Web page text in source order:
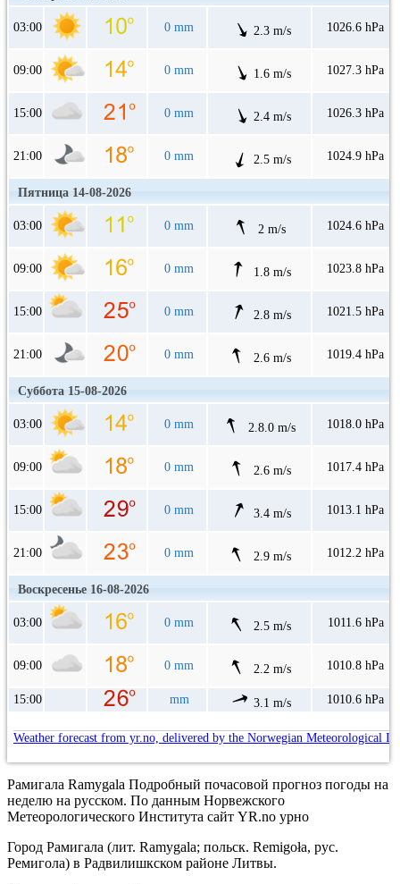
03:00 0 mm 2.3 m/s 1026.6 hPa
09:00 0 mm 1.6 m/s 1027.3 hPa
15:00 0 mm 2.4 m/s 1026.3 hPa
21:00 0 mm 2.5 m/s 1024.9 hPa
Пятница 14-08-2026
03:00 0 mm 2 m/s 1024.6 hPa
09:00 0 mm 1.8 m/s 1023.8 hPa
15:00 0 mm 2.8 m/s 1021.5 hPa
21:00 0 mm 2.6 m/s 1019.4 hPa
Суббота 15-08-2026
03:00 0 mm 2.8.0 m/s 1018.0 hPa
09:00 0 mm 2.6 m/s 1017.4 hPa
15:00 0 mm 3.4 m/s 1013.1 hPa
21:00 0 mm 2.9 m/s 1012.2 hPa
Воскресенье 16-08-2026
03:00 0 mm 2.5 m/s 1011.6 hPa
09:00 0 mm 2.2 m/s 1010.8 hPa
15:00 mm 3.1 m/s 1010.6 hPa
Weather forecast from yr.no, delivered by the Norwegian Meteorological
Рамигала Ramygala Подробный почасовой прогноз погоды на
неделю на русском. По данным Норвежского
Метеорологического Института сайт YR.no урно
Город Рамигала (лит. Ramygala; польск. Remigoła, рус.
Ремигола) в Радвилишкском районе Литвы.